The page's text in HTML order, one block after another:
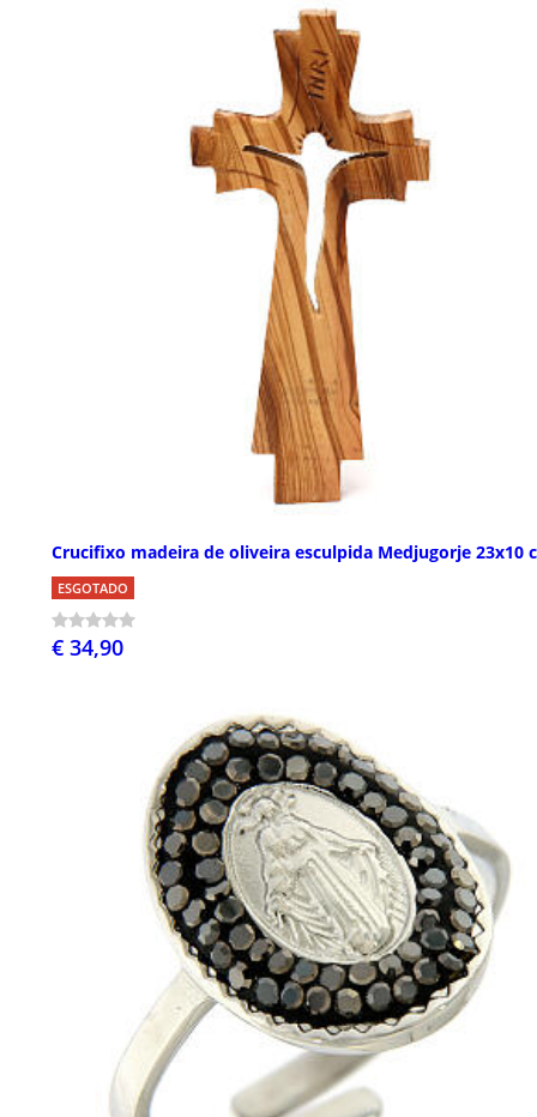
Crucifixo madeira de oliveira esculpida Medjugorje 23x10
ESGOTADO
€ 34,90